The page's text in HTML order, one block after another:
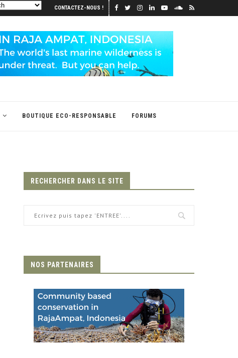
CONTACTEZ-NOUS !
BOUTIQUE ECO-RESPONSABLE FORUMS
RECHERCHER DANS LE SITE
NOS PARTENAIRES